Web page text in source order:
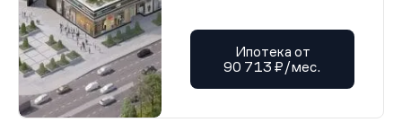
Ипотека от
90 713 ₽/мес.